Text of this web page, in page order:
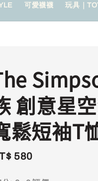
可愛襪襪 玩具｜
創意星
鬆短袖T
580